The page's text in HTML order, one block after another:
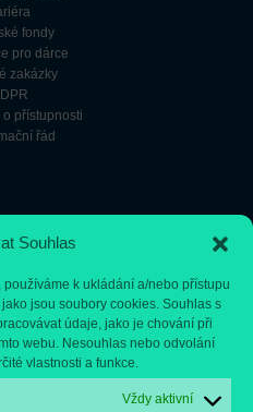
Souhlas
k ukládání a/nebo přístupu
jsou soubory cookies. Souhlas s
údaje, jako je chování při
webu. Nesouhlas nebo odvolání
vlastnosti a funkce.
Vždy aktivní
fondy
pro dárce
zakázky
přístupnosti
řád
431 111
nk8bxj3